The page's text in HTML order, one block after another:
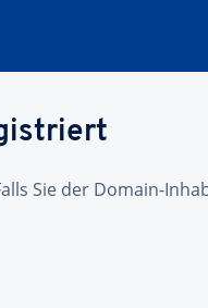
Sie der Domain-